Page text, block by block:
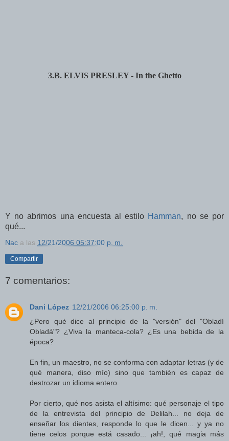
3.B. ELVIS PRESLEY - In the Ghetto
Y no abrimos una encuesta al estilo Hamman, no se por
qué...
Nac a las 12/21/2006 05:37:00 p. m.
Compartir
7 comentarios:
Dani López 12/21/2006 06:25:00 p. m.
¿Pero qué dice al principio de la "versión" del "Obladí
Obladá"? ¿Viva la manteca-cola? ¿Es una bebida de la
época?
En fin, un maestro, no se conforma con adaptar letras (y de
qué manera, diso mío) sino que también es capaz de
destrozar un idioma entero.
Por cierto, qué nos asista el altísimo: qué personaje el tipo
de la entrevista del principio de Delilah... no deja de
enseñar los dientes, responde lo que le dicen... y ya no
tiene celos porque está casado... ¡ah!, qué magia más